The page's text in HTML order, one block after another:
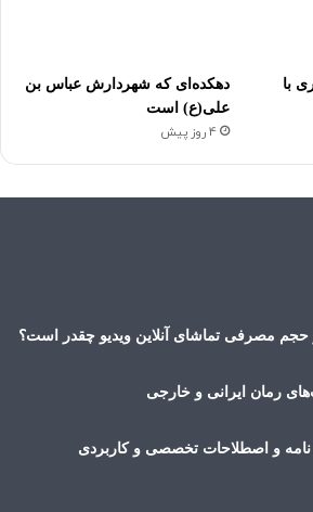
با
دهکده‌ای که شهردارش عباس بن
علی(ع) است
4 روز پیش
مصرفی تماشای آنلاین ویدیو چقدر است؟
رمان ایرانی و خارجی
و اصطلاحات تخصصی و کاربردی